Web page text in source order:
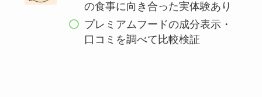
の食事に向き合った実体験あり
プレミアムフードの成分表示・
口コミを調べて比較検証